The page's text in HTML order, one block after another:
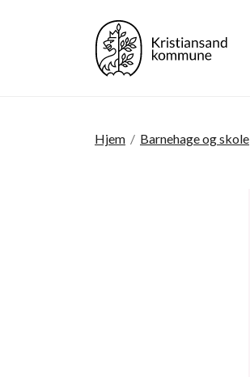
Hjem / Barnehage og skole